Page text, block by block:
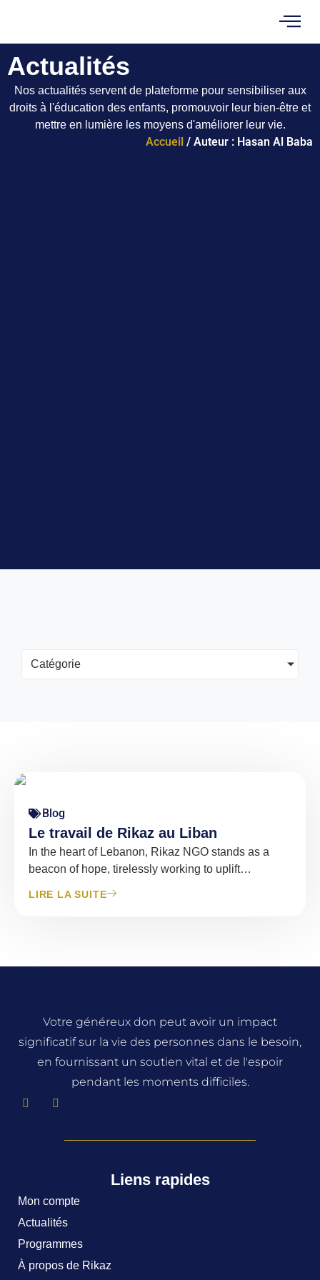
Actualités
Nos actualités servent de plateforme pour sensibiliser aux
droits à l'éducation des enfants, promouvoir leur bien-être et
mettre en lumière les moyens d'améliorer leur vie.
Accueil / Auteur : Hasan Al Baba
Catégorie
Blog
Le travail de Rikaz au Liban
In the heart of Lebanon, Rikaz NGO stands as a
beacon of hope, tirelessly working to uplift
LIRE LA SUITE
Votre généreux don peut avoir un impact
significatif sur la vie des personnes dans le besoin,
en fournissant un soutien vital et de l'espoir
pendant les moments difficiles.
Liens rapides
Mon compte
Actualités
Programmes
À propos de Rikaz